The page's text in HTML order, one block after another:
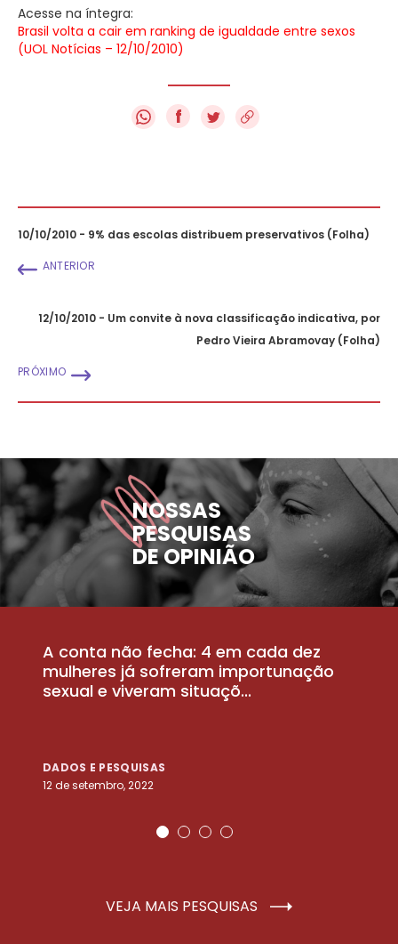
Acesse na íntegra:
Brasil volta a cair em ranking de igualdade entre sexos
(UOL Notícias – 12/10/2010)
f
10/10/2010 - 9% das escolas distribuem preservativos (Folha)
ANTERIOR
12/10/2010 - Um convite à nova classificação indicativa, por
Pedro Vieira Abramovay (Folha)
PRÓXIMO
NOSSAS
PESQUISAS
DE OPINIÃO
A conta não fecha: 4 em cada dez
mulheres já sofreram importunação
sexual e viveram situaçõ...
DADOS E PESQUISAS
12 de setembro, 2022
VEJA MAIS PESQUISAS